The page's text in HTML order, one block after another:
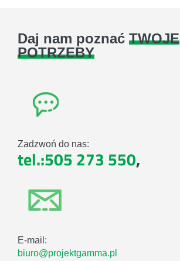
Daj nam poznać TWOJE
POTRZEBY
Zadzwoń do nas:
tel.:505 273 550,
E-mail:
biuro@projektgamma.pl